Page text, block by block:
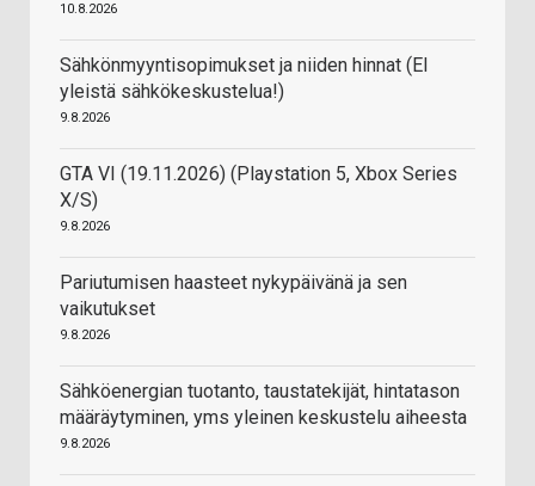
10.8.2026
Sähkönmyyntisopimukset ja niiden hinnat (EI
yleistä sähkökeskustelua!)
9.8.2026
GTA VI (19.11.2026) (Playstation 5, Xbox Series
X/S)
9.8.2026
Pariutumisen haasteet nykypäivänä ja sen
vaikutukset
9.8.2026
Sähköenergian tuotanto, taustatekijät, hintatason
määräytyminen, yms yleinen keskustelu aiheesta
9.8.2026